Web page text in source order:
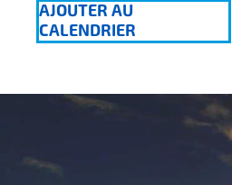
AJOUTER AU
CALENDRIER